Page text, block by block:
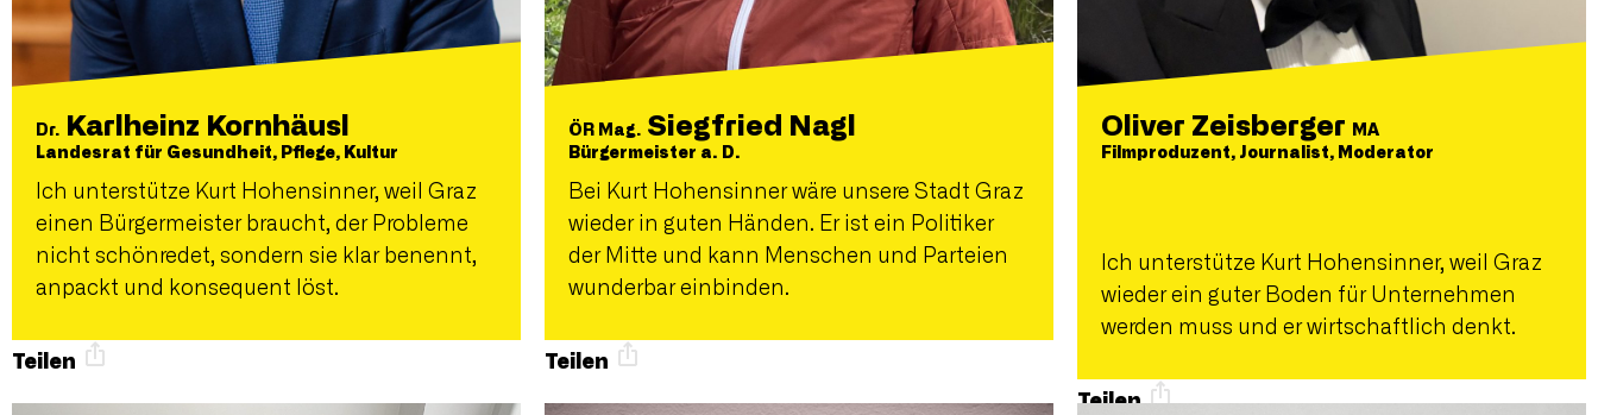
Dr. Karlheinz Kornhäusl
Landesrat für Gesundheit, Pflege, Kultur
Ich unterstütze Kurt Hohensinner, weil Graz
einen Bürgermeister braucht, der Probleme
nicht schönredet, sondern sie klar benennt,
anpackt und konsequent löst.
Teilen
ÖR Mag. Siegfried Nagl
Bürgermeister a. D.
Bei Kurt Hohensinner wäre unsere Stadt Graz
wieder in guten Händen. Er ist ein Politiker
der Mitte und kann Menschen und Parteien
wunderbar einbinden.
Teilen
Oliver Zeisberger
MA
Filmproduzent, Journalist, Moderator
Ich unterstütze Kurt Hohensinner, weil Graz
wieder ein guter Boden für Unternehmen
werden muss und er wirtschaftlich denkt.
Teilen